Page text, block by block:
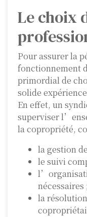
Le choix
Pour assurer la
fonctionnement
primordial de
solide
En effet, un
superviser
la copropriété,
la gestion
le suivi
nécessaires ;
la